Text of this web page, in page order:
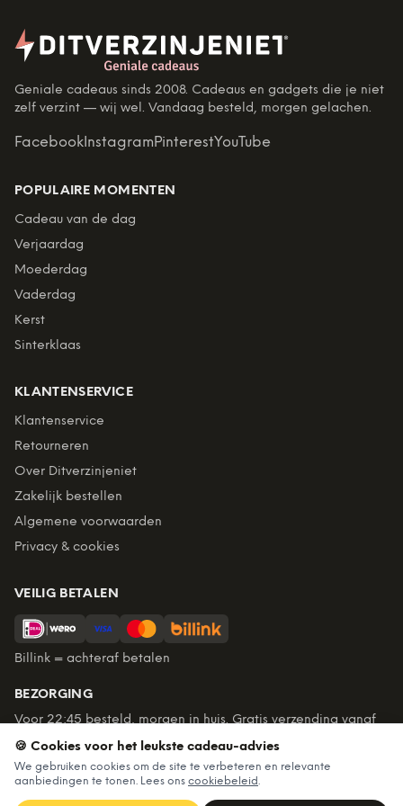
Geniale cadeaus sinds 2008. Cadeaus en gadgets die je niet
zelf verzint — wij wel. Vandaag besteld, morgen gelachen.
Facebook InstagramPinterestYouTube
POPULAIRE MOMENTEN
Cadeau van de dag
Verjaardag
Moederdag
Vaderdag
Kerst
Sinterklaas
KLANTENSERVICE
Klantenservice
Retourneren
Over Ditverzinjeniet
Zakelijk bestellen
Algemene voorwaarden
Privacy & cookies
VEILIG BETALEN
Billink = achteraf betalen
BEZORGING
Voor 22:45 besteld, morgen in huis. Gratis verzending vanaf
€60. Tot 365 dagen retourneren.
★ 4,7/5 uit 6.235beoordelingen
🍪 Cookies voor het leukste cadeau-advies
We gebruiken cookies om de site te verbeteren en relevante
aanbiedingen te tonen. Lees ons cookiebeleid.